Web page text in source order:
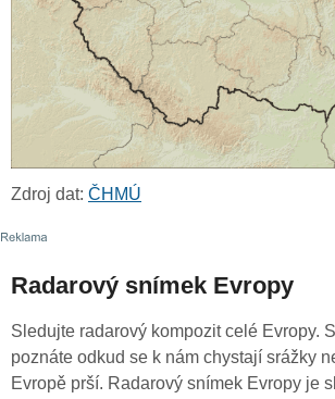
Zdroj dat: ČHMÚ
Radarový snímek Evropy
Sledujte radarový kompozit celé Evropy.
poznáte odkud se k nám chystají srážky
Evropě prší. Radarový snímek Evropy je